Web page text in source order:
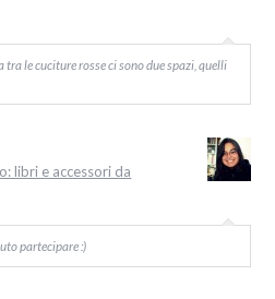
tra le cuciture rosse ci sono due spazi, quelli
libri e accessori da
partecipare :)